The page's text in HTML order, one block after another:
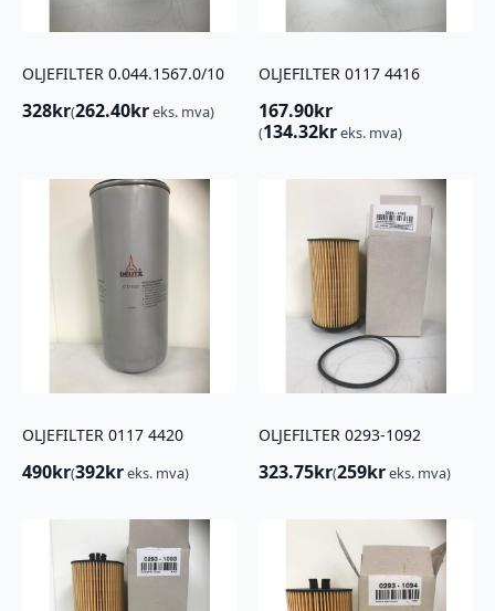
OLJEFILTER 0.044.1567.0/10
328kr(262.40kreks. mva)
OLJEFILTER 0117 4416
167.90kr
(134.32kreks. mva)
OLJEFILTER 0117 4420
490kr(392kreks. mva)
OLJEFILTER 0293-1092
323.75kr(259kreks. mva)